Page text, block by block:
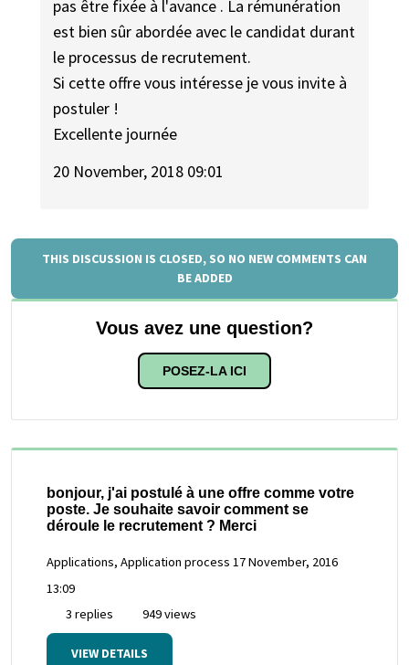
pas être fixée à l'avance . La rémunération
est bien sûr abordée avec le candidat durant
le processus de recrutement.
Si cette offre vous intéresse je vous invite à
postuler !
Excellente journée
20 November, 2018 09:01
THIS DISCUSSION IS CLOSED, SO NO NEW COMMENTS CAN
BE ADDED
Vous avez une question?
POSEZ-LA ICI
bonjour, j'ai postulé à une offre comme votre
poste. Je souhaite savoir comment se
déroule le recrutement ? Merci
Applications, Application process 17 November, 2016
13:09
3 replies
949 views
VIEW DETAILS